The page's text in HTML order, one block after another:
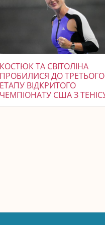
КОСТЮК ТА СВІТОЛІНА
ПРОБИЛИСЯ ДО ТРЕТЬОГО
ЕТАПУ ВІДКРИТОГО
ЧЕМПІОНАТУ США З